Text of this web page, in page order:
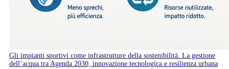
Gli impianti sportivi come infrastrutture della sostenibilità. La gestione
dell’acqua tra Agenda 2030, innovazione tecnologica e resilienza urbana